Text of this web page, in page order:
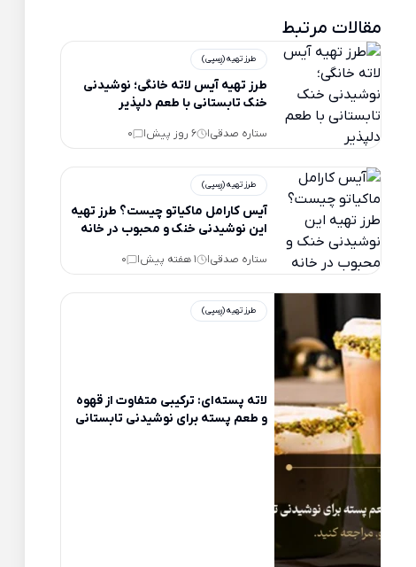
مقالات مرتبط
طرز تهیه (رِسِپی)
طرز تهیه آیس لاته خانگی؛ نوشیدنی
خنک تابستانی با طعم دلپذیر
ستاره صدقی| 6 روز پیش |
0
طرز تهیه (رِسِپی)
آیس کارامل ماکیاتو چیست؟ طرز تهیه
این نوشیدنی خنک و محبوب در خانه
ستاره صدقی| 1 هفته پیش |
0
طرز تهیه (رِسِپی)
لاته پسته‌ای: ترکیبی متفاوت از قهوه
و طعم پسته برای نوشیدنی تابستانی